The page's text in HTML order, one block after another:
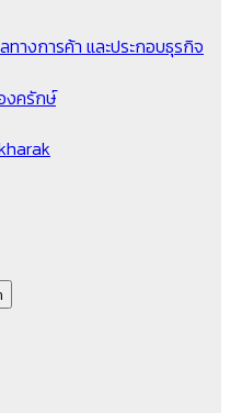
างการค้า และประกอบธุรกิจ
งครักษ์